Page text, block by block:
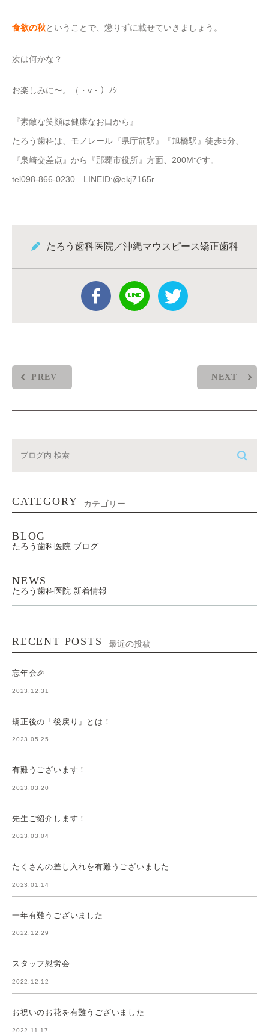
食欲の秋ということで、懲りずに載せていきましょう。
次は何かな？
お楽しみに〜。（・v・）ﾉｼ
『素敵な笑顔は健康なお口から』
たろう歯科は、モノレール『県庁前駅』『旭橋駅』徒歩5分、
『泉崎交差点』から『那覇市役所』方面、200Mです。
tel098-866-0230 LINEID:@ekj7165r
たろう歯科医院／沖縄マウスピース矯正歯科
PREV NEXT
CATEGORY カテゴリー
BLOG
たろう歯科医院 ブログ
NEWS
たろう歯科医院 新着情報
RECENT POSTS 最近の投稿
忘年会🎉
2023.12.31
矯正後の「後戻り」とは！
2023.05.25
有難うございます！
2023.03.20
先生ご紹介します！
2023.03.04
たくさんの差し入れを有難うございました
2023.01.14
一年有難うございました
2022.12.29
スタッフ慰労会
2022.12.12
お祝いのお花を有難うございました
2022.11.17